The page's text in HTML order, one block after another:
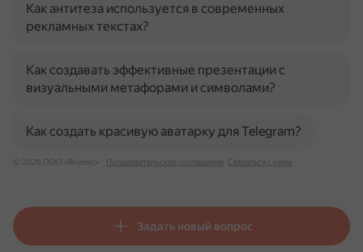
Как антитеза используется в современных
рекламных текстах?
Как создавать эффективные презентации с
визуальными метафорами и символами?
Как создать красивую аватарку для Telegram?
© 2026 ООО «Яндекс» Пользовательское соглашение Связаться с нами
Задать новый вопрос